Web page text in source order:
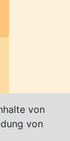
von
von